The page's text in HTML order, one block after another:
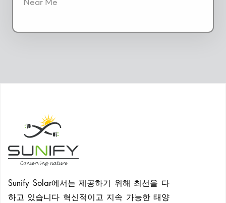
Sunify Solar에서는 제공하기 위해 최선을 다
하고 있습니다 혁신적이고 지속 가능한 태양